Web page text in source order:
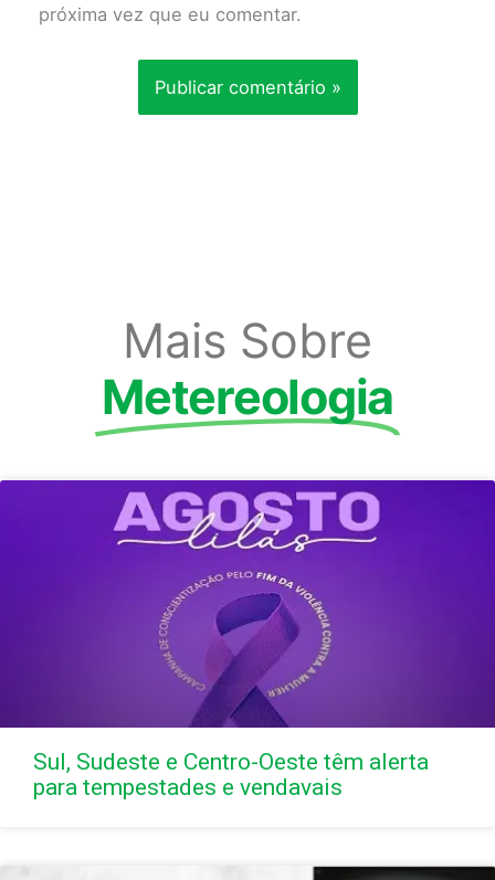
próxima vez que eu comentar.
Mais Sobre
Metereologia
Sul, Sudeste e Centro-Oeste têm alerta
para tempestades e vendavais